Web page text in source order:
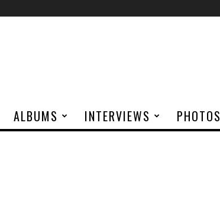
ALBUMS INTERVIEWS PHOTOS